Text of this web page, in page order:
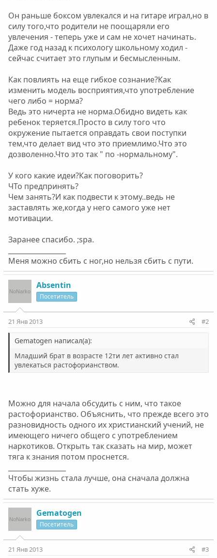
Он раньше боксом увлекался и на гитаре играл,но в
силу того,что родители не поощаряли его
увлечения - теперь уже и сам не хочет начинать.
Даже год назад к психологу школьному ходил -
сейчас считает это глупым и бесмысленным.
Как повлиять на еще гибкое сознание?Как
изменить модель восприятия,что употребление
чего либо = норма?
Ведь это ничерта не норма.Обидно видеть как
ребенок теряется.Просто в силу того что
окружение пытается оправдать свои поступки
тем,что делает вид что это приемлимо.Что это
дозволенно.Что это так " по -нормальному".
У кого какие идеи?Как поговорить?
ЧТо предпринять?
Чем занять?И как подвести к этому..ведь не
заставлять же,когда у него самого уже нет
мотивации.
Заранее спасибо. ;spa.
Меня можно сбить с ног,но нельзя сбить с пути.
Absentin
Посетитель
21 Янв 2013 #2
Gematogen написал(а):
Младший брат в возрасте 12ти лет активно стал
увлекаться растофорианством.
Можно для начала обсудить с ним, что такое
растофорианство. Объяснить, что прежде всего это
разновидность одного их христианский учений, не
имеющего ничего общего с употреблением
наркотиков. Открыть так сказать на мир, может
тяга к знания потом проснется.
Чтобы жизнь стала лучше, она сначала должна
стать хуже.
Gematogen
Посетитель
21 Янв 2013 #3